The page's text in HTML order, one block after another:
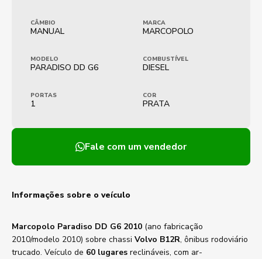
CÂMBIO
MANUAL
MARCA
MARCOPOLO
MODELO
PARADISO DD G6
COMBUSTÍVEL
DIESEL
PORTAS
1
COR
PRATA
Fale com um vendedor
Informações sobre o veículo
Marcopolo Paradiso DD G6 2010 (ano fabricação
2010/modelo 2010) sobre chassi Volvo B12R, ônibus rodoviário
trucado. Veículo de 60 lugares reclináveis, com ar-